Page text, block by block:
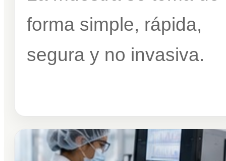
forma simple, rápida,
segura y no invasiva.